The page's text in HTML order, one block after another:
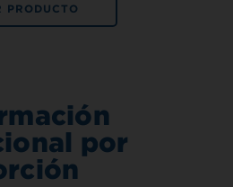
PRODUCTO
por